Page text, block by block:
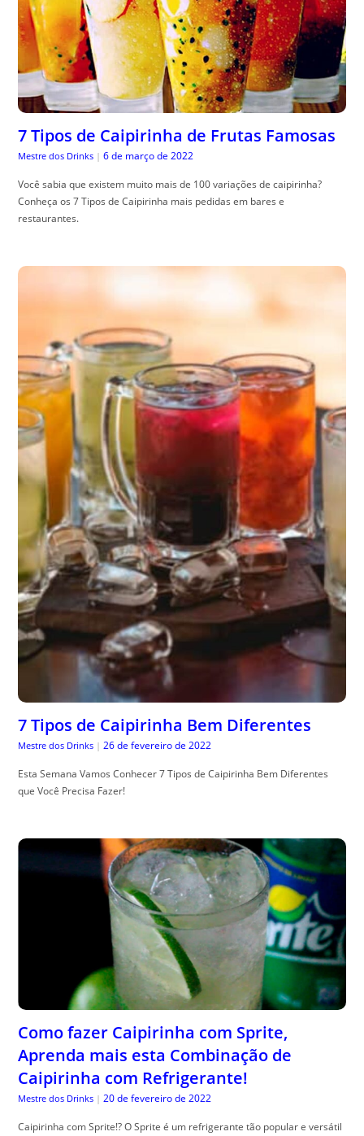
7 Tipos de Caipirinha de Frutas Famosas
Mestre dos Drinks | 6 de março de 2022
Você sabia que existem muito mais de 100 variações de caipirinha?
Conheça os 7 Tipos de Caipirinha mais pedidas em bares e
restaurantes.
7 Tipos de Caipirinha Bem Diferentes
Mestre dos Drinks | 26 de fevereiro de 2022
Esta Semana Vamos Conhecer 7 Tipos de Caipirinha Bem Diferentes
que Você Precisa Fazer!
Como fazer Caipirinha com Sprite,
Aprenda mais esta Combinação de
Caipirinha com Refrigerante!
Mestre dos Drinks | 20 de fevereiro de 2022
Caipirinha com Sprite!? O Sprite é um refrigerante tão popular e versátil